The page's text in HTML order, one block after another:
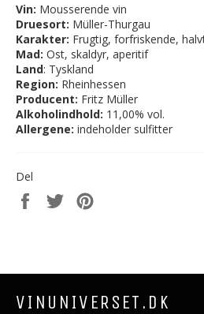
Vin: Mousserende vin
Druesort: Müller-Thurgau
Karakter: Frugtig, forfriskende,
Mad: Ost, skaldyr, aperitif
Land: Tyskland
Region: Rheinhessen
Producent: Fritz Müller
Alkoholindhold: 11,00% vol.
Allergene: indeholder sulfitter
Del
Del
på
Del
VINUNIVERSET.DK